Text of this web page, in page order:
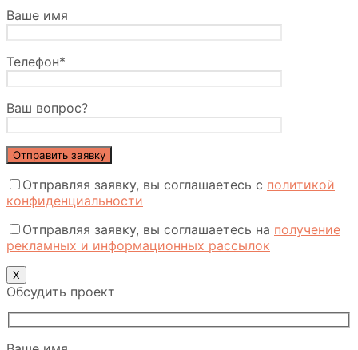
Ваше имя
Телефон*
Ваш вопрос?
Отправляя заявку, вы соглашаетесь с политикой
конфиденциальности
Отправляя заявку, вы соглашаетесь на получение
рекламных и информационных рассылок
Х
Обсудить проект